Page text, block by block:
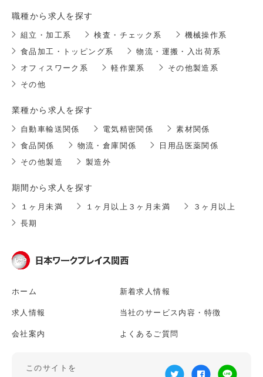
ホーム 新着求人情報
求人情報 当社のサービス内容・特徴
会社案内 よくあるご質問
このサイトを
職種から求人を探す
組立・加工系 検査・チェック系
機械操作系
食品加工・トッピング系
物流・運搬・入出荷系
オフィスワーク系
軽作業系
その他製造系
その他
業種から求人を探す
自動車輸送関係 電気精密関係
素材関係
食品関係
物流・倉庫関係
日用品医薬関係
その他製造
製造外
期間から求人を探す
１ヶ月未満 １ヶ月以上３ヶ月未満
３ヶ月以上
長期